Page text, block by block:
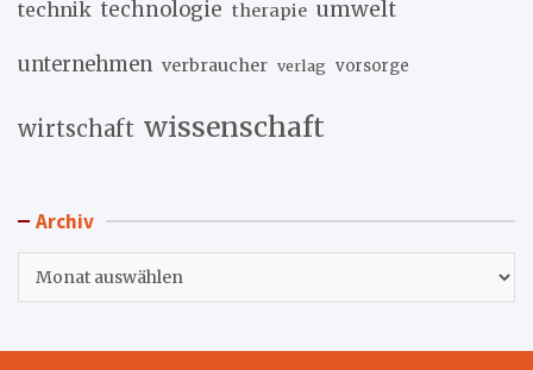
technik technologie therapie umwelt
unternehmen verbraucher verlag vorsorge
wirtschaft wissenschaft
Archiv